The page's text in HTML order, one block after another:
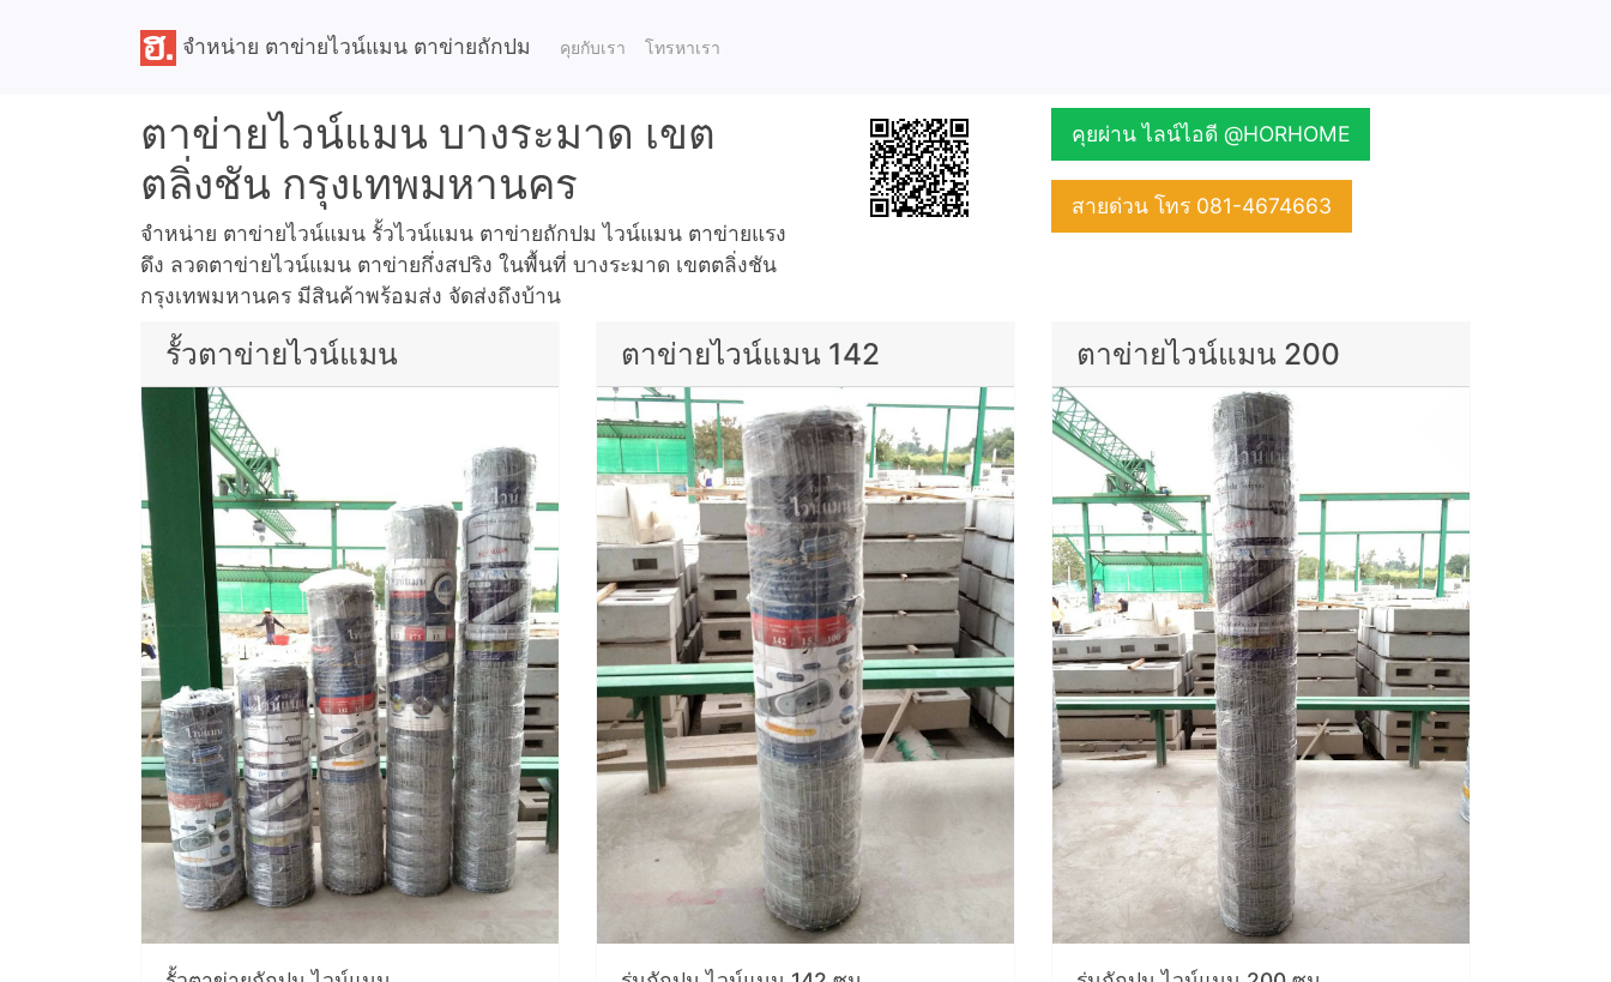
จำหน่าย ตาข่ายไวน์แมน ตาข่ายถักปม คุยกับเรา โทรหาเรา
ตาข่ายไวน์แมน บางระมาด เขต
ตลิ่งชัน กรุงเทพมหานคร
จำหน่าย ตาข่ายไวน์แมน รั้วไวน์แมน ตาข่ายถักปม ไวน์แมน ตาข่ายแรง
ดึง ลวดตาข่ายไวน์แมน ตาข่ายกึ่งสปริง ในพื้นที่ บางระมาด เขตตลิ่งชัน
กรุงเทพมหานคร มีสินค้าพร้อมส่ง จัดส่งถึงบ้าน
คุยผ่าน ไลน์ไอดี @HORHOME
สายด่วน โทร 081-4674663
รั้วตาข่ายไวน์แมน ตาข่ายไวน์แมน 142 ตาข่ายไวน์แมน 200